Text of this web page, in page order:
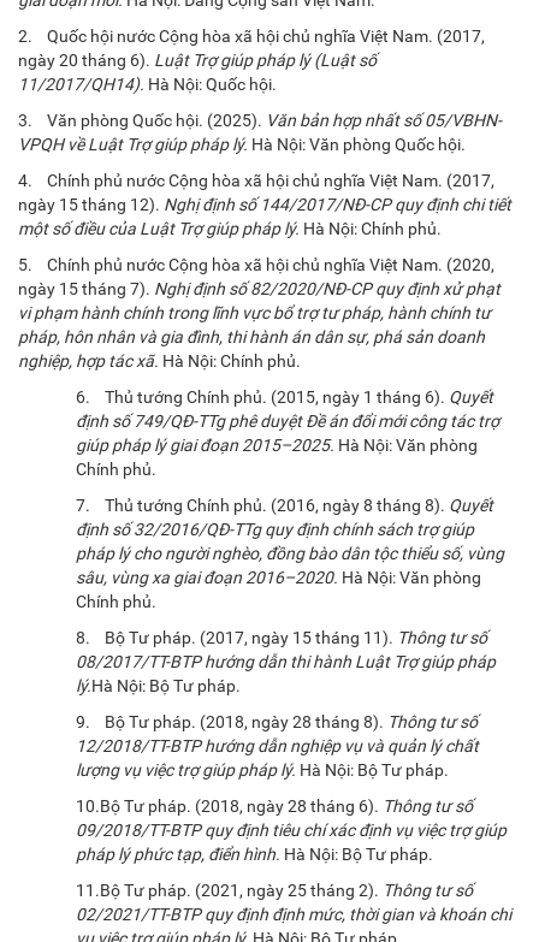
2. Quốc hội nước Cộng hòa xã hội chủ nghĩa Việt Nam. (2017,
ngày 20 tháng 6). Luật Trợ giúp pháp lý (Luật số
11/2017/QH14). Hà Nội: Quốc hội.
3. Văn phòng Quốc hội. (2025). Văn bản hợp nhất số 05/VBHN-
VPQH về Luật Trợ giúp pháp lý. Hà Nội: Văn phòng Quốc hội.
4. Chính phủ nước Cộng hòa xã hội chủ nghĩa Việt Nam. (2017,
ngày 15 tháng 12). Nghị định số 144/2017/NĐ-CP quy định chi tiết
một số điều của Luật Trợ giúp pháp lý. Hà Nội: Chính phủ.
5. Chính phủ nước Cộng hòa xã hội chủ nghĩa Việt Nam. (2020,
ngày 15 tháng 7). Nghị định số 82/2020/NĐ-CP quy định xử phạt
vi phạm hành chính trong lĩnh vực bổ trợ tư pháp, hành chính tư
pháp, hôn nhân và gia đình, thi hành án dân sự, phá sản doanh
nghiệp, hợp tác xã. Hà Nội: Chính phủ.
6. Thủ tướng Chính phủ. (2015, ngày 1 tháng 6). Quyết
định số 749/QĐ-TTg phê duyệt Đề án đổi mới công tác trợ
giúp pháp lý giai đoạn 2015–2025. Hà Nội: Văn phòng
Chính phủ.
7. Thủ tướng Chính phủ. (2016, ngày 8 tháng 8). Quyết
định số 32/2016/QĐ-TTg quy định chính sách trợ giúp
pháp lý cho người nghèo, đồng bào dân tộc thiểu số, vùng
sâu, vùng xa giai đoạn 2016–2020. Hà Nội: Văn phòng
Chính phủ.
8. Bộ Tư pháp. (2017, ngày 15 tháng 11). Thông tư số
08/2017/TT-BTP hướng dẫn thi hành Luật Trợ giúp pháp
lý.Hà Nội: Bộ Tư pháp.
9. Bộ Tư pháp. (2018, ngày 28 tháng 8). Thông tư số
12/2018/TT-BTP hướng dẫn nghiệp vụ và quản lý chất
lượng vụ việc trợ giúp pháp lý. Hà Nội: Bộ Tư pháp.
10.Bộ Tư pháp. (2018, ngày 28 tháng 6). Thông tư số
09/2018/TT-BTP quy định tiêu chí xác định vụ việc trợ giúp
pháp lý phức tạp, điển hình. Hà Nội: Bộ Tư pháp.
11.Bộ Tư pháp. (2021, ngày 25 tháng 2). Thông tư số
02/2021/TT-BTP quy định định mức, thời gian và khoán chi
vụ việc trợ giúp pháp lý. Hà Nội: Bộ Tư pháp.